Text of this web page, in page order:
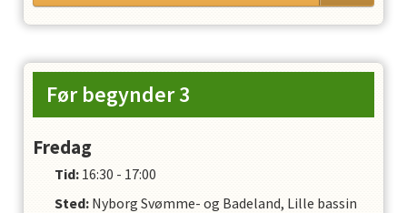
Før begynder 3
Fredag
Tid: 16:30 - 17:00
Sted: Nyborg Svømme- og Badeland, Lille bassin